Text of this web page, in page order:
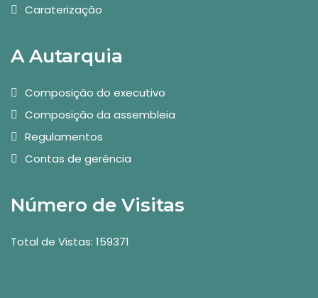
Caraterização
A Autarquia
Composição do executivo
Composição da assembleia
Regulamentos
Contas de gerência
Número de Visitas
Total de Vistas: 159371